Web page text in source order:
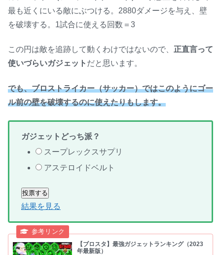
最も近くにいる敵にぶつける。2880ダメージを与え、壁
を破壊する。1試合に使える回数＝3
この円は敵を追跡して動くわけではないので、 正直言って
使いづらいガジェット だと思います。
でも、ブロストライカー（サッカー）ではこのようにゴー
ル前の壁を破壊するのに使えたりもします。
ガジェットどっち派？
スープレックスサプリ
アステロイドベルト
結果を見る
【ブロスタ】最強ガジェットランキング（2023
年最新版）